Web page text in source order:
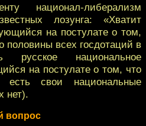
национал-либерализм
лозунга: «Хватит
на постулате о том,
половины всех госдотаций в
национальное
на постулате о том, что
свои национальные
нет).
вопрос